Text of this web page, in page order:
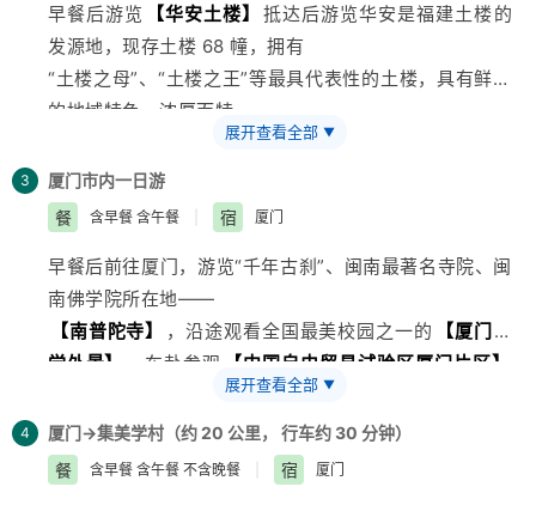
店检查房间设施，如有问题 请立即告知酒店服务人员，
遵守入住酒店规定。
早餐后游览 【华安土楼】 抵达后游览华安是福建土楼的
发源地，现存土楼 68 幢，拥有
“土楼之母”、“土楼之王”等最具代表性的土楼，具有鲜明
的地域特色、浓厚而特
殊的历史价值、艺术价值与科学价值。在这里，游人不但
能领略到“公私兼顾，天地
人和”的土楼居住文化，还能学习土楼人家世代相传的防
御外敌经验；既能欣赏世遗
级别的精妙建筑，又能观看到非物质文化遗产的“高山族
舞蹈表演”。上坪土楼群是
我国有明确纪年的最早的土楼群落，被誉为“福建土楼发
源地”，主要由“土楼之母”
成。三座土楼虽已不复
当年完整，但每座建筑所蕴含的文化积淀却并未随时光消
展开查看全部 ▼
3
厦门市内一日游
餐
含早餐 含午餐 宿 厦门
早餐后前往厦门，游览“千年古刹”、闽南最著名寺院、闽
南佛学院所在地——
【南普陀寺】
，沿途观看全国最美校园之一的
【厦门大
学外景】
。车赴参观
【中国自由贸易试验区厦门片区】
保税区作为国内开发的为数不多的自由贸易开发区域，进
出口商品均实行零关税，不出国门亦可轻松购买免税商
品；参观【珠宝平卖商场】
后乘船前往鼓浪屿。
午餐享用
自费套餐含
展开查看全部 ▼
4
厦门→集美学村（约 20 公里， 行车约 30 分钟）
餐
含早餐 含午餐 不含晚餐 宿 厦门